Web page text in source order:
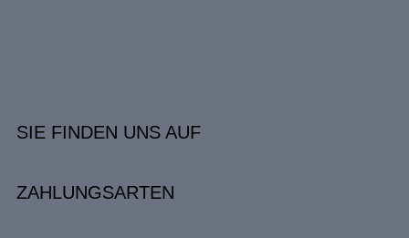
SIE FINDEN UNS AUF
ZAHLUNGSARTEN